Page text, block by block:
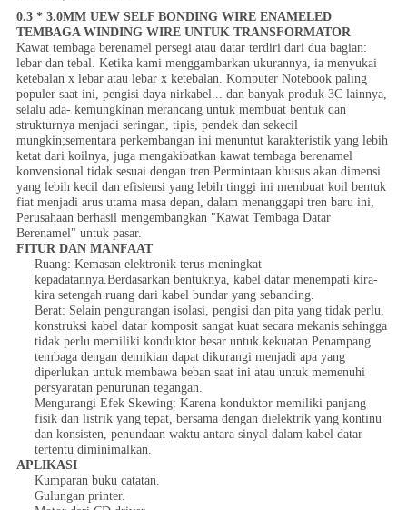
0.3 * 3.0MM UEW SELF BONDING WIRE ENAMELED
TEMBAGA WINDING WIRE UNTUK TRANSFORMATOR
Kawat tembaga berenamel persegi atau datar terdiri dari dua bagian:
lebar dan tebal. Ketika kami menggambarkan ukurannya, ia menyukai
ketebalan x lebar atau lebar x ketebalan. Komputer Notebook paling
populer saat ini, pengisi daya nirkabel... dan banyak produk 3C lainnya,
selalu ada- kemungkinan merancang untuk membuat bentuk dan
strukturnya menjadi seringan, tipis, pendek dan sekecil
mungkin;sementara perkembangan ini menuntut karakteristik yang lebih
ketat dari koilnya, juga mengakibatkan kawat tembaga berenamel
konvensional tidak sesuai dengan tren.Permintaan khusus akan dimensi
yang lebih kecil dan efisiensi yang lebih tinggi ini membuat koil bentuk
fiat menjadi arus utama masa depan, dalam menanggapi tren baru ini,
Perusahaan berhasil mengembangkan "Kawat Tembaga Datar
Berenamel" untuk pasar.
FITUR DAN MANFAAT
Ruang: Kemasan elektronik terus meningkat
kepadatannya.Berdasarkan bentuknya, kabel datar menempati kira-
kira setengah ruang dari kabel bundar yang sebanding.
Berat: Selain pengurangan isolasi, pengisi dan pita yang tidak perlu,
konstruksi kabel datar komposit sangat kuat secara mekanis sehingga
tidak perlu memiliki konduktor besar untuk kekuatan.Penampang
tembaga dengan demikian dapat dikurangi menjadi apa yang
diperlukan untuk membawa beban saat ini atau untuk memenuhi
persyaratan penurunan tegangan.
Mengurangi Efek Skewing: Karena konduktor memiliki panjang
fisik dan listrik yang tepat, bersama dengan dielektrik yang kontinu
dan konsisten, penundaan waktu antara sinyal dalam kabel datar
tertentu diminimalkan.
APLIKASI
Kumparan buku catatan.
Gulungan printer.